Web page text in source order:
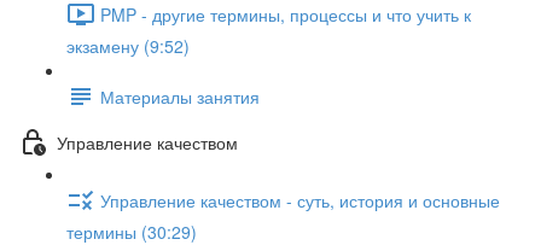
PMP - другие термины, процессы и что учить к
экзамену (9:52)
Материалы занятия
Управление качеством
Управление качеством - суть, история и основные
термины (30:29)